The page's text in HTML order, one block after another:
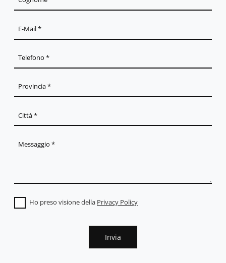
Ho preso visione della Privacy Policy
Invia